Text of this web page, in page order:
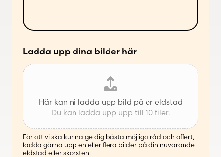
t
*
d
e
Ladda upp dina bilder här
Här kan ni ladda upp bild på er eldstad
Du kan ladda upp upp till 10 filer.
För att vi ska kunna ge dig bästa möjliga råd och offert,
ladda gärna upp en eller flera bilder på din nuvarande
eldstad eller skorsten.